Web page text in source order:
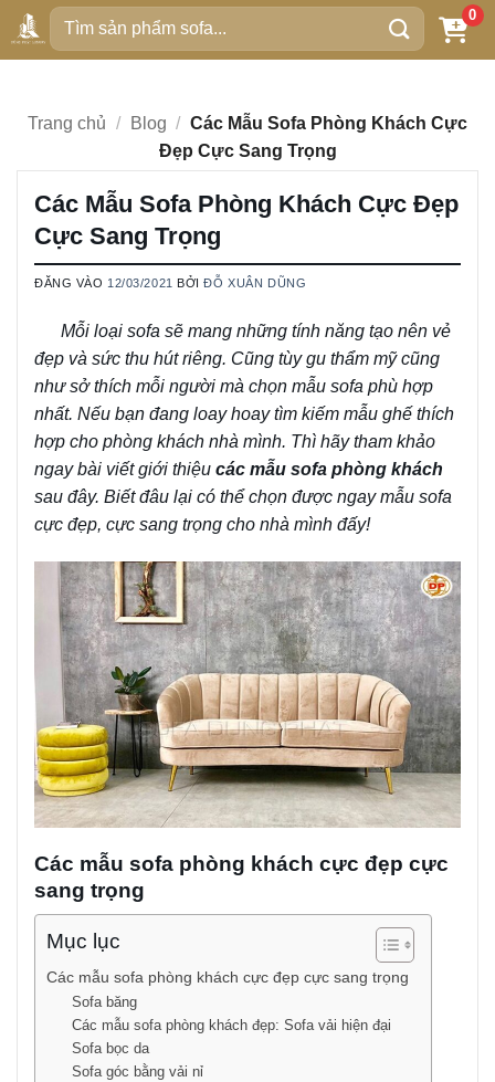
qua
Tìm
kiếm:
0
Trang chủ / Blog / Các Mẫu Sofa Phòng Khách Cực
Đẹp Cực Sang Trọng
Các Mẫu Sofa Phòng Khách Cực Đẹp
Cực Sang Trọng
ĐĂNG VÀO 12/03/2021 BỞIĐỖ XUÂN DŨNG
Mỗi loại sofa sẽ mang những tính năng tạo nên vẻ
đẹp và sức thu hút riêng. Cũng tùy gu thẩm mỹ cũng
như sở thích mỗi người mà chọn mẫu sofa phù hợp
nhất. Nếu bạn đang loay hoay tìm kiếm mẫu ghế thích
hợp cho phòng khách nhà mình. Thì hãy tham khảo
ngay bài viết giới thiệu các mẫu sofa phòng khách
sau đây. Biết đâu lại có thể chọn được ngay mẫu sofa
cực đẹp, cực sang trọng cho nhà mình đấy!
Các mẫu sofa phòng khách cực đẹp cực
sang trọng
Mục lục
Các mẫu sofa phòng khách cực đẹp cực sang trọng
Sofa băng
Các mẫu sofa phòng khách đẹp: Sofa vải hiện đại
Sofa bọc da
Sofa góc bằng vải nỉ